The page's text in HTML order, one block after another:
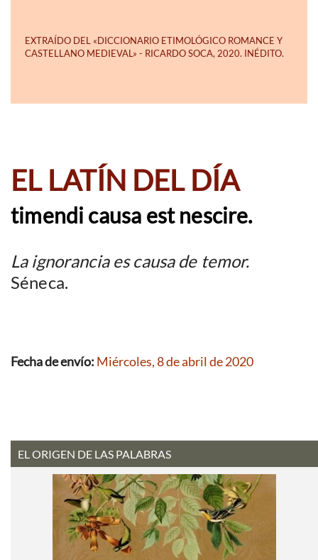
EL LATÍN DEL DÍA
timendi causa est nescire.
La ignorancia es causa de temor.
Séneca.
Fecha de envío: Miércoles, 8 de abril de 2020
EL ORIGEN DE LAS PALABRAS